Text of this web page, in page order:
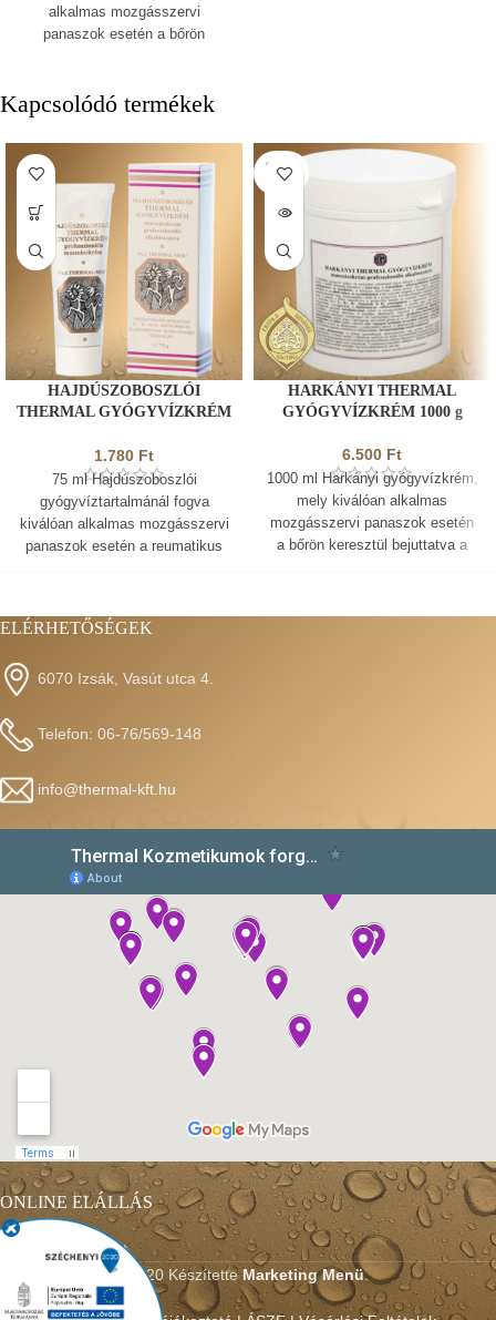
alkalmas mozgásszervi
panaszok esetén a bőrön
mérséklésére
Kapcsolódó termékek
HAJDÚSZOBOSZLÓI
THERMAL GYÓGYVÍZKRÉM
1.780 Ft
75 ml Hajdúszoboszlói
gyógyvíztartalmánál fogva
kiválóan alkalmas mozgásszervi
panaszok esetén a reumatikus
SOLD
OUT
HARKÁNYI THERMAL
GYÓGYVÍZKRÉM 1000 g
6.500 Ft
1000 ml Harkányi gyógyvízkrém,
mely kiválóan alkalmas
mozgásszervi panaszok esetén
a bőrön keresztül bejuttatva a
Érték és Minőség
ELÉRHETŐSÉGEK
6070 Izsák, Vasút utca 4.
Telefon: 06-76/569-148
info@thermal-kft.hu
ONLINE ELÁLLÁS
Elállási nyilatkozat
2020 KészítetteMarketing Menü.